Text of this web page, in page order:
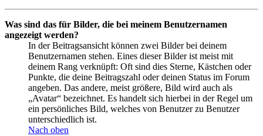
Was sind das für Bilder, die bei meinem Benutzernamen
angezeigt werden?
In der Beitragsansicht können zwei Bilder bei deinem
Benutzernamen stehen. Eines dieser Bilder ist meist mit
deinem Rang verknüpft: Oft sind dies Sterne, Kästchen oder
Punkte, die deine Beitragszahl oder deinen Status im Forum
angeben. Das andere, meist größere, Bild wird auch als
„Avatar“ bezeichnet. Es handelt sich hierbei in der Regel um
ein persönliches Bild, welches von Benutzer zu Benutzer
unterschiedlich ist.
Nach oben